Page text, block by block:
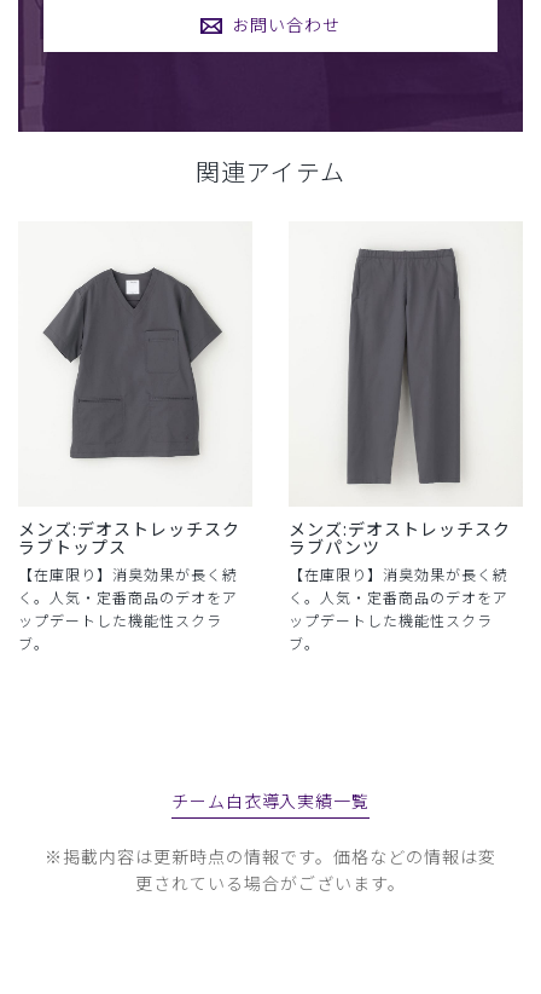
お問い合わせ
関連アイテム
メンズ:デオストレッチスク
ラブトップス
【在庫限り】消臭効果が長く続
く。人気・定番商品のデオをア
ップデートした機能性スクラ
ブ。
メンズ:デオストレッチスク
ラブパンツ
【在庫限り】消臭効果が長く続
く。人気・定番商品のデオをア
ップデートした機能性スクラ
ブ。
チーム白衣導入実績一覧
※掲載内容は更新時点の情報です。価格などの情報は変
更されている場合がございます。